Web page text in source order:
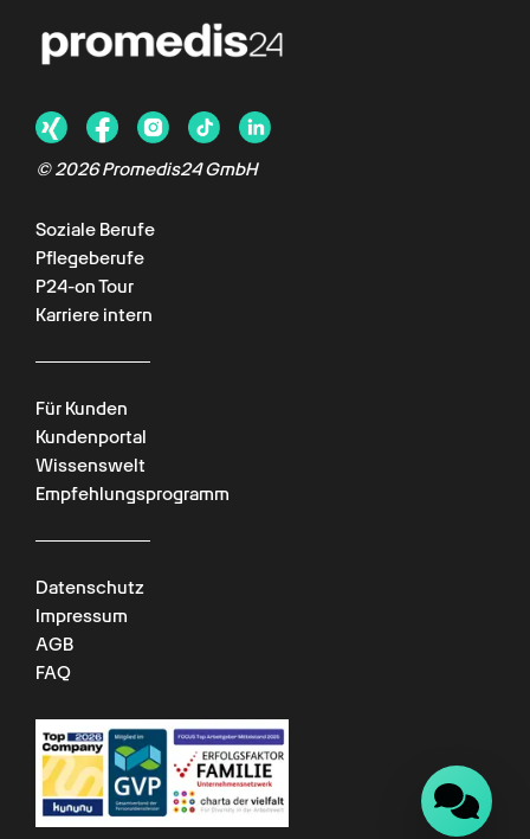
©2026Promedis24 GmbH
Soziale Berufe
Pflegeberufe
P24-on Tour
Karriere intern
Für Kunden
Kundenportal
Wissenswelt
Empfehlungsprogramm
Datenschutz
Impressum
AGB
FAQ